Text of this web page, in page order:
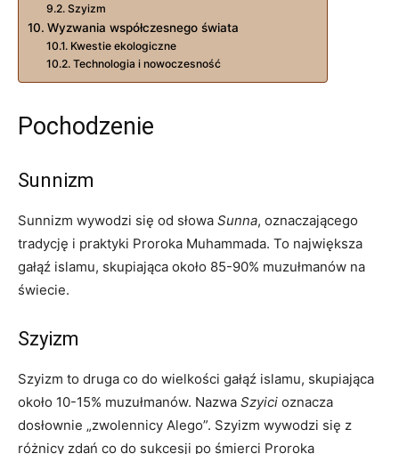
Szyizm
Wyzwania współczesnego świata
Kwestie ekologiczne
Technologia i nowoczesność
Pochodzenie
Sunnizm
Sunnizm wywodzi się od słowa Sunna, oznaczającego
tradycję i praktyki Proroka Muhammada. To największa
gałąź islamu, skupiająca około 85-90% muzułmanów na
świecie.
Szyizm
Szyizm to druga co do wielkości gałąź islamu, skupiająca
około 10-15% muzułmanów. Nazwa Szyici oznacza
dosłownie „zwolennicy Alego”. Szyizm wywodzi się z
różnicy zdań co do sukcesji po śmierci Proroka